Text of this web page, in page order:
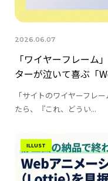
2026.06.07
「ワイヤーフレーム
ターが泣いて喜ぶ「
ー」の価値
「サイトのワイヤーフレ
たら、『これ、どうい...
ILLUST